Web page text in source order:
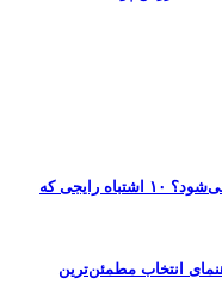
چرا باتری خودرو زودتر از موعد خراب می‌شود؟ ۱۰ اشتباه رایجی که
انتخاب مطمئن‌ترین